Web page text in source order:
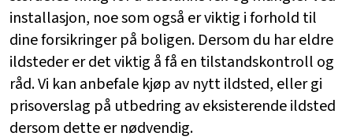
installasjon, noe som også er viktig i forhold til
dine forsikringer på boligen. Dersom du har eldre
ildsteder er det viktig å få en tilstandskontroll og
råd. Vi kan anbefale kjøp av nytt ildsted, eller gi
prisoverslag på utbedring av eksisterende ildsted
dersom dette er nødvendig.